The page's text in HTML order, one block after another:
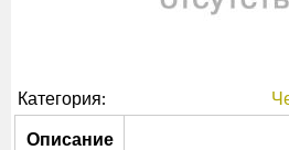
Категория:
Описание
Описание